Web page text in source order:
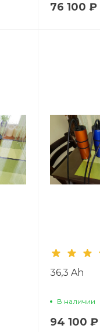
76 100 ₽
36,3 Ah
В наличии
94 100 ₽